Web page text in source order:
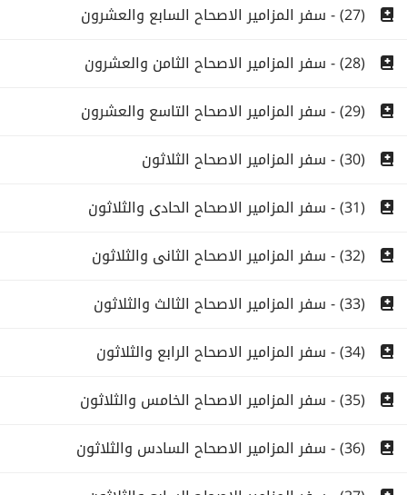
(27) - سفر المزامير الاصحاح السابع والعشرون
(28) - سفر المزامير الاصحاح الثامن والعشرون
(29) - سفر المزامير الاصحاح التاسع والعشرون
(30) - سفر المزامير الاصحاح الثلاثون
(31) - سفر المزامير الاصحاح الحادى والثلاثون
(32) - سفر المزامير الاصحاح الثانى والثلاثون
(33) - سفر المزامير الاصحاح الثالث والثلاثون
(34) - سفر المزامير الاصحاح الرابع والثلاثون
(35) - سفر المزامير الاصحاح الخامس والثلاثون
(36) - سفر المزامير الاصحاح السادس والثلاثون